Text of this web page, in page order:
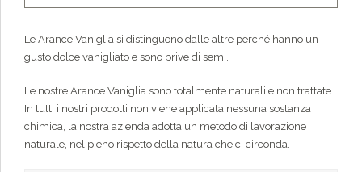
Le Arance Vaniglia si distinguono dalle altre perché hanno un
gusto dolce vanigliato e sono prive di semi.
Le nostre Arance Vaniglia sono totalmente naturali e non trattate.
In tutti i nostri prodotti non viene applicata nessuna sostanza
chimica, la nostra azienda adotta un metodo di lavorazione
naturale, nel pieno rispetto della natura che ci circonda.